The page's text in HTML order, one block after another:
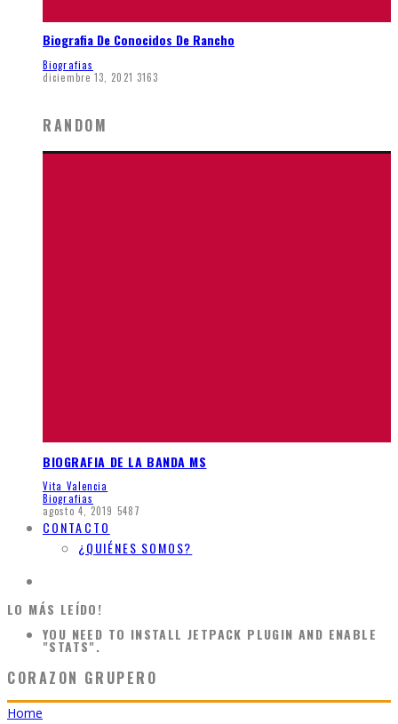
Biografia De Conocidos De Rancho
Biografias
diciembre 13, 2021 3163
RANDOM
BIOGRAFIA DE LA BANDA MS
Vita Valencia
Biografias
agosto 4, 2019 5487
CONTACTO
¿QUIÉNES SOMOS?
LO MÁS LEÍDO!
YOU NEED TO INSTALL JETPACK PLUGIN AND ENABLE
"STATS".
CORAZON GRUPERO
Home